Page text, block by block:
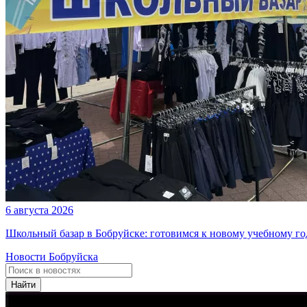
6 августа 2026
Школьный базар в Бобруйске: готовимся к новому учебному
Новости Бобруйска
Найти